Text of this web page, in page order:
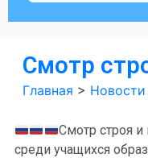
Смотр
Главная > Новости
Смотр строя и
среди учащихся